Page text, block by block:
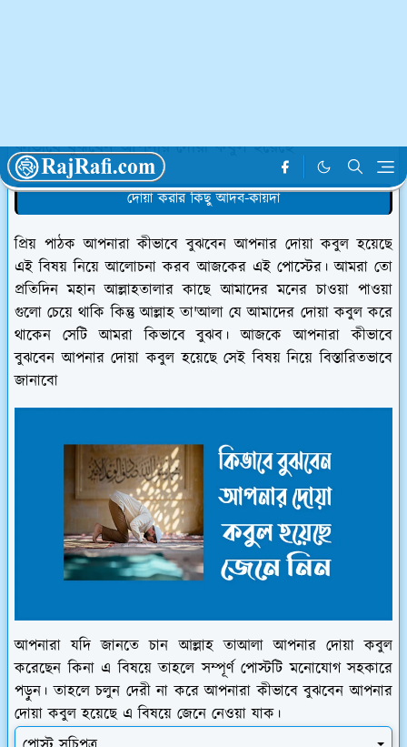
কীভাবে বুঝবেন আপনার দোয়া কবুল হয়েছে
দোয়া করার কিছু আদব-কায়দা
প্রিয় পাঠক আপনারা কীভাবে বুঝবেন আপনার দোয়া কবুল হয়েছে
এই বিষয় নিয়ে আলোচনা করব আজকের এই পোস্টের। আমরা তো
প্রতিদিন মহান আল্লাহতালার কাছে আমাদের মনের চাওয়া পাওয়া
গুলো চেয়ে থাকি কিন্তু আল্লাহ তা'আলা যে আমাদের দোয়া কবুল করে
থাকেন সেটি আমরা কিভাবে বুঝব। আজকে আপনারা কীভাবে
বুঝবেন আপনার দোয়া কবুল হয়েছে সেই বিষয় নিয়ে বিস্তারিতভাবে
জানাবো
আপনারা যদি জানতে চান আল্লাহ তাআলা আপনার দোয়া কবুল
করেছেন কিনা এ বিষয়ে তাহলে সম্পূর্ণ পোস্টটি মনোযোগ সহকারে
পড়ুন। তাহলে চলুন দেরী না করে আপনারা কীভাবে বুঝবেন আপনার
দোয়া কবুল হয়েছে এ বিষয়ে জেনে নেওয়া যাক।